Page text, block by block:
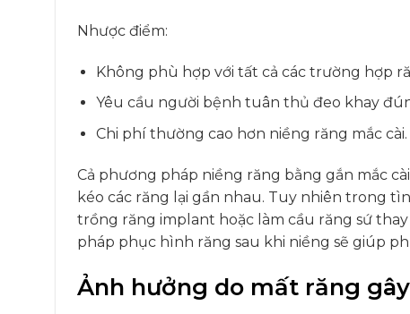
Nhược điểm:
Không phù hợp với tất cả các trường hợp
Yêu cầu người bệnh tuân thủ đeo khay
Chi phí thường cao hơn niềng răng mắc cài.
Cả phương pháp niềng răng bằng gắn mắc
kéo các răng lại gần nhau. Tuy nhiên trong
trồng răng implant hoặc làm cầu răng sứ
pháp phục hình răng sau khi niềng sẽ giúp
Ảnh hưởng do mất răng